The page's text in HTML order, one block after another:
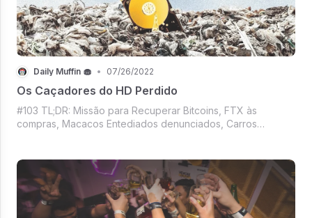
Daily Muffin 🧁 • 07/26/2022
Os Caçadores do HD Perdido
#103 TL;DR: Missão para Recuperar Bitcoins, FTX às
compras, Macacos Entediados denunciados, Carros
do amigo? O Daily Muffin de hoje está i